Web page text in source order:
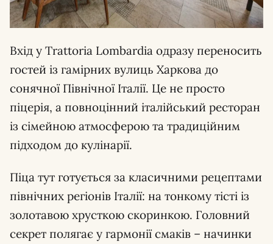
Вхід у Trattoria Lombardia одразу переносить
гостей із гамірних вулиць Харкова до
сонячної Північної Італії. Це не просто
піцерія, а повноцінний італійський ресторан
із сімейною атмосферою та традиційним
підходом до кулінарії.
Піца тут готується за класичними рецептами
північних регіонів Італії: на тонкому тісті із
золотавою хрусткою скоринкою. Головний
секрет полягає у гармонії смаків – начинки